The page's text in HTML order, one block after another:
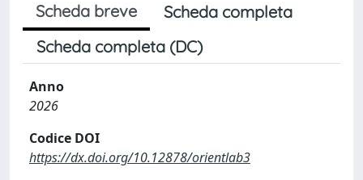
Scheda breve
Scheda completa
Scheda completa (DC)
Anno
2026
Codice DOI
https://dx.doi.org/10.12878/orientlab3